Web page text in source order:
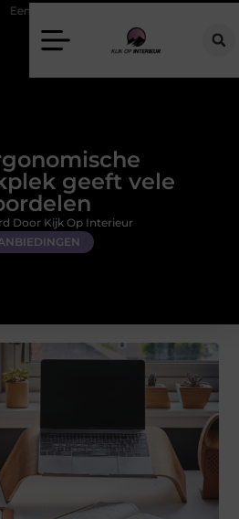
hanglamp kopen in Gelderland
geeft vele
Door Kijk Op Interieur